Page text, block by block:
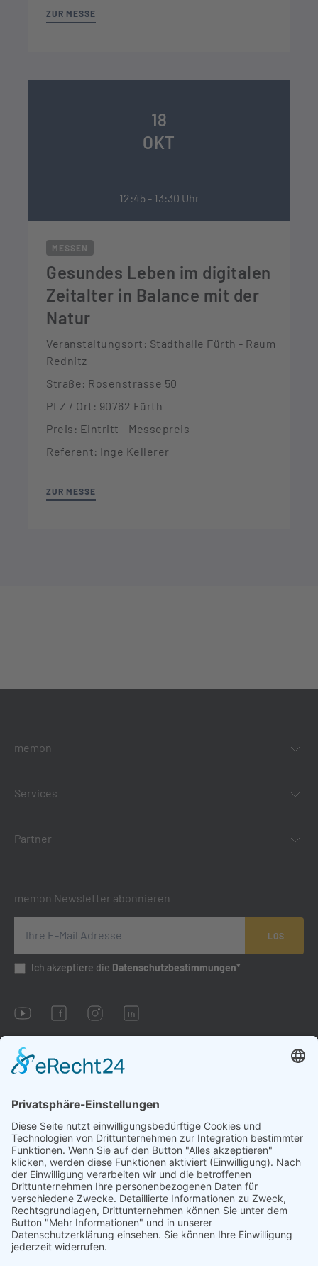
ZUR MESSE
18
OKT
12:45 - 13:30 Uhr
MESSEN
Gesundes Leben im digitalen
Zeitalter in Balance mit der
Natur
Veranstaltungsort: Stadthalle Fürth - Raum
Rednitz
Straße: Rosenstrasse 50
PLZ / Ort: 90762 Fürth
Preis: Eintritt - Messepreis
Referent: Inge Kellerer
ZUR MESSE
memon
Services
Partner
memon Newsletter abonnieren
LOS
Ich akzeptiere die Datenschutzbestimmungen*
Impressum
AGB
Datenschutzbestimmungen
Cookie-Einstellungen